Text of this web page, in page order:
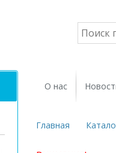
О нас
Главная